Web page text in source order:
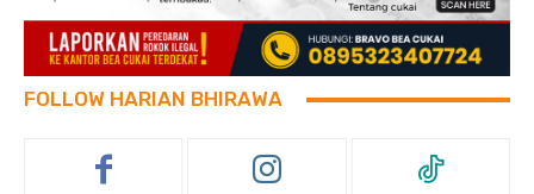
FOLLOW HARIAN BHIRAWA